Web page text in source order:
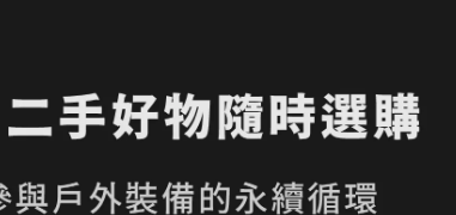
拍影片，歡迎私訊官方 LINE。